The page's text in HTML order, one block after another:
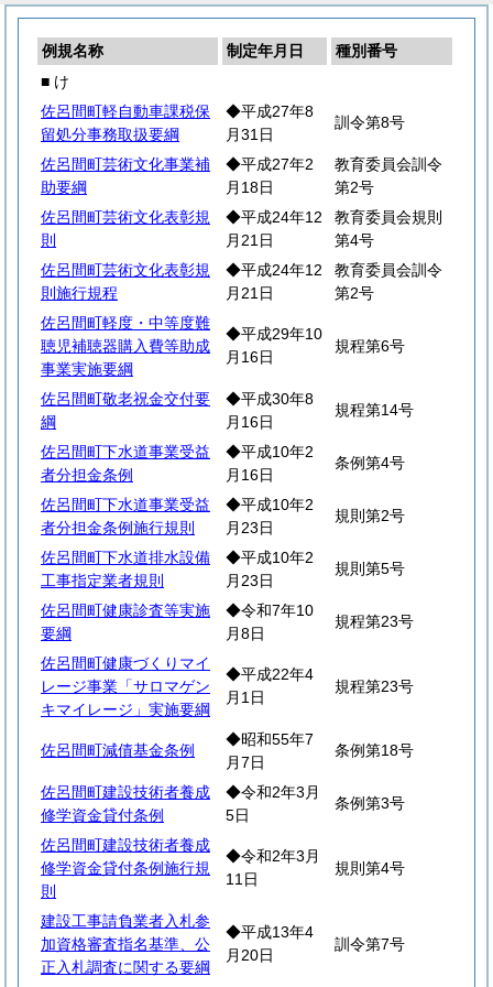
例規名称 制定年月日
種別番号
■ け
佐呂間町軽自動車課税保
留処分事務取扱要綱
◆平成27年8
月31日
訓令第8号
佐呂間町芸術文化事業補
助要綱
◆平成27年2
月18日
教育委員会訓令
第2号
佐呂間町芸術文化表彰規
則
◆平成24年12
月21日
教育委員会規則
第4号
佐呂間町芸術文化表彰規
則施行規程
◆平成24年12
月21日
教育委員会訓令
第2号
佐呂間町軽度・中等度難
聴児補聴器購入費等助成
事業実施要綱
◆平成29年10
月16日
規程第6号
佐呂間町敬老祝金交付要
綱
◆平成30年8
月16日
規程第14号
佐呂間町下水道事業受益
者分担金条例
◆平成10年2
月16日
条例第4号
佐呂間町下水道事業受益
者分担金条例施行規則
◆平成10年2
月23日
規則第2号
佐呂間町下水道排水設備
工事指定業者規則
◆平成10年2
月23日
規則第5号
佐呂間町健康診査等実施
要綱
◆令和7年10
月8日
規程第23号
佐呂間町健康づくりマイ
レージ事業「サロマゲン
キマイレージ」実施要綱
◆平成22年4
月1日
規程第23号
佐呂間町減債基金条例
◆昭和55年7
月7日
条例第18号
佐呂間町建設技術者養成
修学資金貸付条例
◆令和2年3月
5日
条例第3号
佐呂間町建設技術者養成
修学資金貸付条例施行規
則
◆令和2年3月
11日
規則第4号
建設工事請負業者入札参
加資格審査指名基準、公
正入札調査に関する要綱
◆平成13年4
月20日
訓令第7号